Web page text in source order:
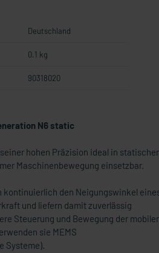
Deutschland
0.1 kg
90318020
N6 static
hohen Präzision ideal in
Maschinenbewegung einsetzbar.
kontinuierlich den Neigungswinkel
und liefern damit zuverlässig
Steuerung und Bewegung der
sie MEMS
Systeme).